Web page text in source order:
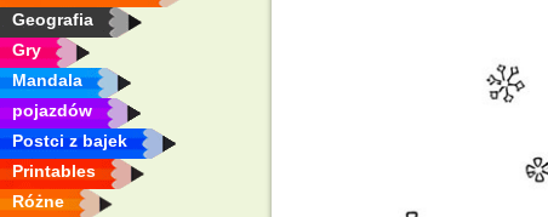
Geografia
Gry
Mandala
pojazdów
Postci z bajek
Printables
Różne